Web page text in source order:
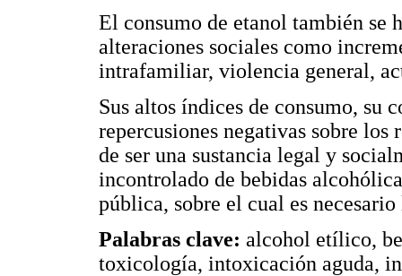
El consumo de etanol también se
alteraciones sociales como
intrafamiliar, violencia general,
Sus altos índices de consumo, su
repercusiones negativas sobre
de ser una sustancia legal y
incontrolado de bebidas
pública, sobre el cual es
Palabras clave: alcohol etílico,
toxicología, intoxicación aguda,